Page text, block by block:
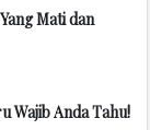
Mati dan
Wajib Anda Tahu!